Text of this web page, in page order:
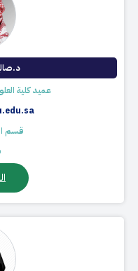
عميد كلية
قسم